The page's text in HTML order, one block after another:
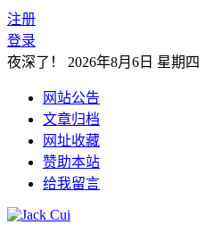
注册
登录
夜深了！ 2026年8月6日 星期四
网站公告
文章归档
网址收藏
赞助本站
给我留言